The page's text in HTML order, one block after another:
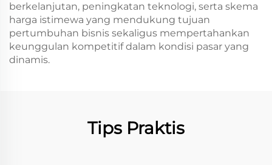
berkelanjutan, peningkatan teknologi, serta skema
harga istimewa yang mendukung tujuan
pertumbuhan bisnis sekaligus mempertahankan
keunggulan kompetitif dalam kondisi pasar yang
dinamis.
Tips Praktis